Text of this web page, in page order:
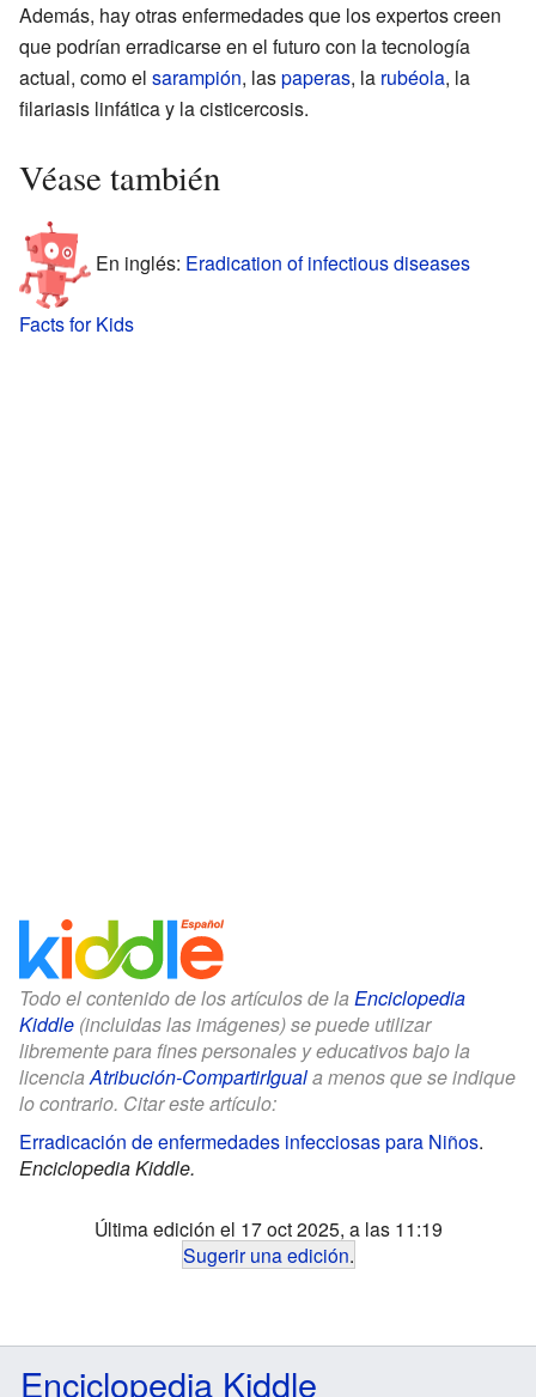
Además, hay otras enfermedades que los expertos creen
que podrían erradicarse en el futuro con la tecnología
actual, como el sarampión, laspaperas, la rubéola, la
filariasis linfática y la cisticercosis.
Véase también
En inglés: Eradication of infectious diseases
Facts for Kids
Todo el contenido de los artículos de la Enciclopedia
Kiddle (incluidas las imágenes) se puede utilizar
libremente para fines personales y educativos bajo la
licenciaAtribución-CompartirIguala menos que se indique
lo contrario. Citar este artículo:
Erradicación de enfermedades infecciosas para Niños.
Enciclopedia Kiddle.
Última edición el 17 oct 2025, a las 11:19
Sugerir una edición.
Enciclopedia Kiddle